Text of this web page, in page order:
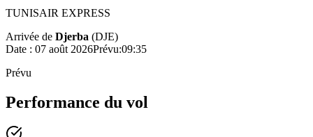
TUNISAIR EXPRESS
Arrivée de Djerba (DJE)
Date : 07 août 2026Prévu:09:35
Prévu
Performance du vol